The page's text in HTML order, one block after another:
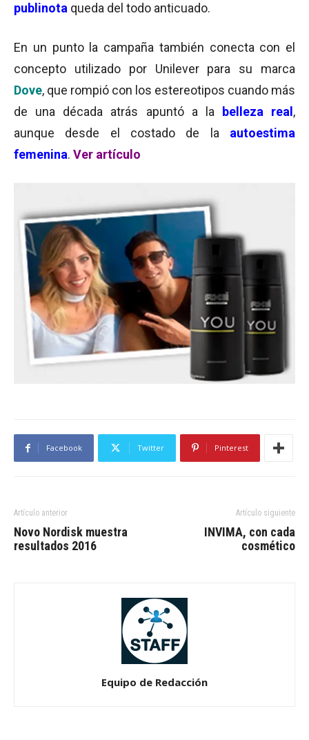
publinota queda del todo anticuado.
En un punto la campaña también conecta con el
concepto utilizado por Unilever para su marca
Dove, que rompió con los estereotipos cuando más
de una década atrás apuntó a la
belleza real ,
aunque desde el costado de la autoestima
femenina. Ver artículo
Facebook Twitter Pinterest
Artículo anterior
Novo Nordisk muestra
resultados 2016
Artículo siguiente
INVIMA, con cada
cosmético
Equipo de Redacción